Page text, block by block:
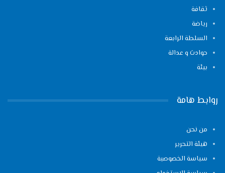
ثقافة
رياضة
السلطة الرابعة
حوادث و عدالة
بيئة
روابط هامة
من نحن
هيئة التحرير
سياسة الخصوصية